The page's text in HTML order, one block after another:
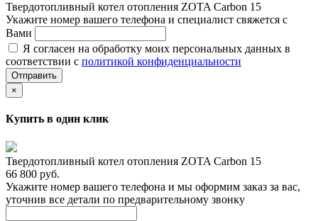
Твердотопливный котел отопления ZOTA Сarbon 15
Укажите номер вашего телефона и специалист свяжется с
Вами
Я согласен на обработку моих персональных данных в
соответствии с политикой конфиденциальности
Отправить
×
Купить в один клик
Твердотопливный котел отопления ZOTA Сarbon 15
66 800 руб.
Укажите номер вашего телефона и мы оформим заказ за вас,
уточнив все детали по предварительному звонку